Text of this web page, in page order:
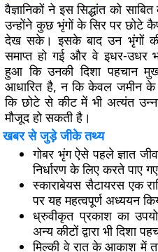
वैज्ञानिकों ने इस सिद्धांत को
उन्होंने कुछ भृंगों के सिर पर छोटे
देख सके। इसके बाद उन भृंगों की
समाप्त हो गई और वे इधर-
हुआ कि उनकी दिशा पहचान
आधारित है, न कि केवल जमीन
कि छोटे से कीट में भी अत्यंत
मौजूद हो सकती है।
खबर से जुड़े जीके तथ्य
गोबर भृंग ऐसे पहले ज्ञात
निर्धारण के लिए करते पाए
स्काराबेयस सैटायरस एक
पर यह महत्वपूर्ण अध्ययन
ध्रुवीकृत प्रकाश का
अन्य कीटों द्वारा भी दिशा
मिल्की वे रात के आकाश में